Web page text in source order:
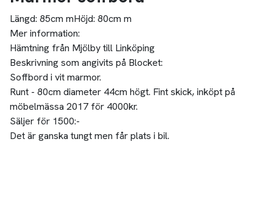
Längd: 85cm mHöjd: 80cm m
Mer information:
Hämtning från Mjölby till Linköping
Beskrivning som angivits på Blocket:
Soffbord i vit marmor.
Runt - 80cm diameter 44cm högt. Fint skick, inköpt på
möbelmässa 2017 för 4000kr.
Säljer för 1500:-
Det är ganska tungt men får plats i bil.